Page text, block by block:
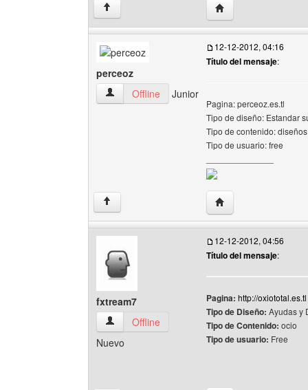
↑ Visitar sitio web del
perceoz
perceoz Ver perfil del usuario
Offline Junior
12-12-2012, 04:16
Título del mensaje:
Pagina: perceoz.es.tl
Tipo de diseño: Estandar
Tipo de contenido:
Tipo de usuario: free
↑ Visitar sitio web del
fxtream7
fxtream7 Ver perfil del usuario
Offline
Nuevo
12-12-2012, 04:56
Título del mensaje:
Pagina: http://oxiototal.es.tl
Tipo de Diseño: Ayudas y
Tipo de Contenido: ocio
Tipo de usuario: Free